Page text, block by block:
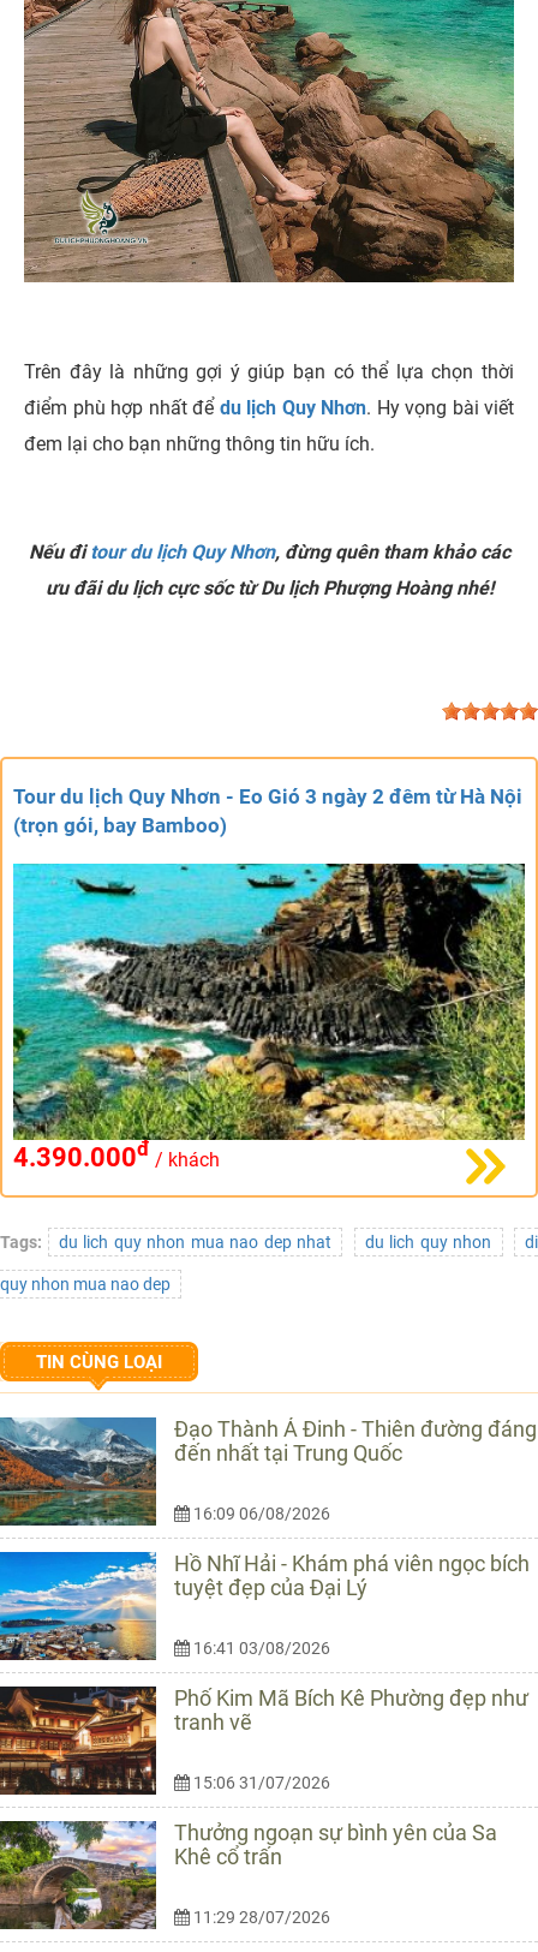
Trên đây là những gợi ý giúp bạn có thể lựa chọn thời
điểm phù hợp nhất để du lịch Quy Nhơn. Hy vọng bài viết
đem lại cho bạn những thông tin hữu ích.
Nếu đitour du lịch Quy Nhơn, đừng quên tham khảo các
ưu đãi du lịch cực sốc từ Du lịch Phượng Hoàng nhé!
Tour du lịch Quy Nhơn - Eo Gió 3 ngày 2 đêm từ Hà Nội
(trọn gói, bay Bamboo)
4.390.000đ / khách
Tags: du lich quy nhon mua nao dep nhat du lich quy nhon di
quy nhon mua nao dep
TIN CÙNG LOẠI
Đạo Thành Á Đinh - Thiên đường đáng
đến nhất tại Trung Quốc
16:09 06/08/2026
Hồ Nhĩ Hải - Khám phá viên ngọc bích
tuyệt đẹp của Đại Lý
16:41 03/08/2026
Phố Kim Mã Bích Kê Phường đẹp như
tranh vẽ
15:06 31/07/2026
Thưởng ngoạn sự bình yên của Sa
Khê cổ trấn
11:29 28/07/2026